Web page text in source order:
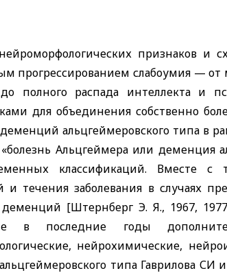
признаков и
прогрессированием слабоумия —
полного распада интеллекта и
для объединения собственно
альцгеймеровского типа в
Альцгеймера или деменция
классификаций. Вместе с
и течения заболевания в случаях
[Штернберг Э. Я., 1967,
в последние годы
нейрохимические,
типа Гаврилова СИ